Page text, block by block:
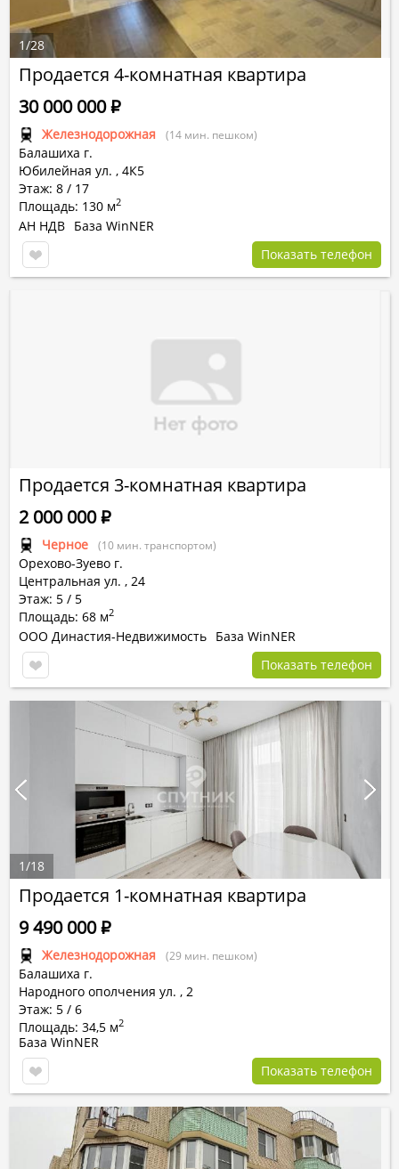
Продается 4-комнатная квартира
Железнодорожная (14 мин. пешком)
Балашиха г.
Юбилейная ул. , 4К5
Этаж: 8 / 17
Площадь: 130 м2
30 000 000Р
АН НДВ База WinNER
Показать телефон
1/28
Продается 3-комнатная квартира
Черное (10 мин. транспортом)
Орехово-Зуево г.
Центральная ул. , 24
Этаж: 5 / 5
Площадь: 68 м2
2 000 000Р
ООО Династия-Недвижимость База WinNER
Показать телефон
Продается 1-комнатная квартира
Железнодорожная (29 мин. пешком)
Балашиха г.
Народного ополчения ул. , 2
Этаж: 5 / 6
Площадь: 34,5 м2
9 490 000Р
База WinNER
Показать телефон
1/18